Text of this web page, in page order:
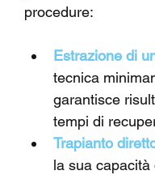
procedure:
Estrazione di
tecnica
garantisce
tempi di
Trapianto
la sua